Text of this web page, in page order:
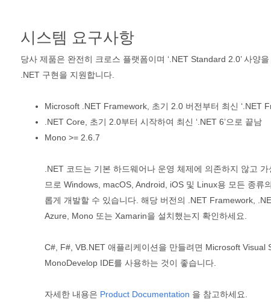
시스템 요구사항
당사 제품은 완전히 크로스 플랫폼이며 ‘.NET Standard 2.0’ 사양
.NET 구현을 지원합니다.
Microsoft .NET Framework, 초기 2.0 버전부터 최신 ‘.NET
.NET Core, 초기 2.0부터 시작하여 최신 ‘.NET 6’으로 끝남
Mono >= 2.6.7
.NET 코드는 기본 하드웨어나 운영 체제에 의존하지 않고
므로 Windows, macOS, Android, iOS 및 Linux용 모든 종류
롭게 개발할 수 있습니다. 해당 버전의 .NET Framework,
Azure, Mono 또는 Xamarin을 설치했는지 확인하세요.
C#, F#, VB.NET 애플리케이션을 만들려면 Microsoft Visual
MonoDevelop IDE를 사용하는 것이 좋습니다.
자세한 내용은 Product Documentation 을 참고하세요.